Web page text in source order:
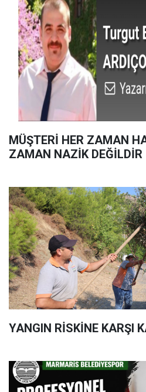
MÜŞTERİ HER ZAMAN
ZAMAN NAZİK DEĞİLDİR
YANGIN RİSKİNE KARŞI